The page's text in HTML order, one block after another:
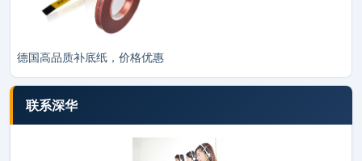
德国高品质补底纸，价格优惠
联系深华